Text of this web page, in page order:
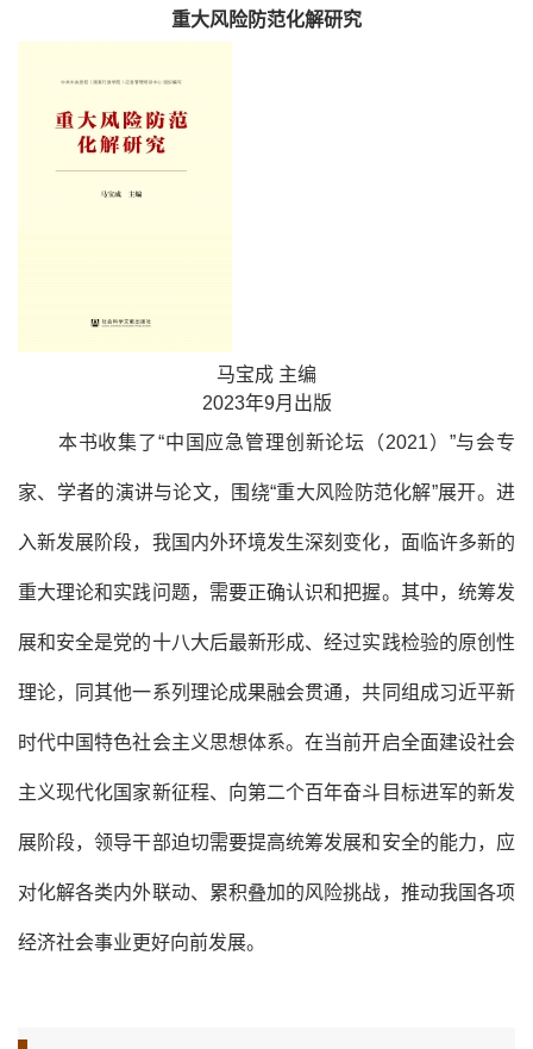
重大风险防范化解研究
马宝成 主编
2023年9月出版
本书收集了“中国应急管理创新论坛（2021）”与会专
家、学者的演讲与论文，围绕“重大风险防范化解”展开。 进
入新发展阶段，我国内外环境发生深刻变化，面临许多新的
重大理论和实践问题，需要正确认识和把握。其中，统筹发
展和安全是党的十八大后最新形成、经过实践检验的原创性
理论，同其他一系列理论成果融会贯通，共同组成习近平新
时代中国特色社会主义思想体系。在当前开启全面建设社会
主义现代化国家新征程、向第二个百年奋斗目标进军的新发
展阶段，领导干部迫切需要提高统筹发展和安全的能力，应
对化解各类内外联动、累积叠加的风险挑战，推动我国各项
经济社会事业更好向前发展。